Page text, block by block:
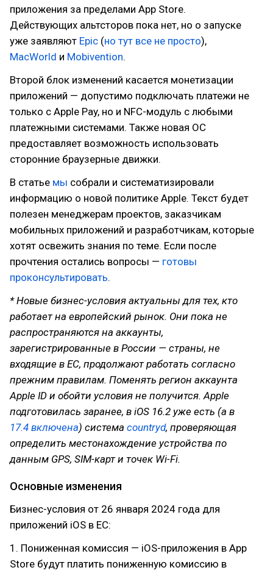
приложения за пределами App Store.
Действующих альтсторов пока нет, но о запуске
уже заявляют Epic (но тут все не просто),
MacWorld и Mobivention.
Второй блок изменений касается монетизации
приложений — допустимо подключать платежи не
только с Apple Pay, но и NFC-модуль c любыми
платежными системами. Также новая ОС
предоставляет возможность использовать
сторонние браузерные движки.
В статье мы собрали и систематизировали
информацию о новой политике Apple. Текст будет
полезен менеджерам проектов, заказчикам
мобильных приложений и разработчикам, которые
хотят освежить знания по теме. Если после
прочтения остались вопросы — готовы
проконсультировать.
* Новые бизнес-условия актуальны для тех, кто
работает на европейский рынок. Они пока не
распространяются на аккаунты,
зарегистрированные в России — страны, не
входящие в ЕС, продолжают работать согласно
прежним правилам. Поменять регион аккаунта
Apple ID и обойти условия не получится. Apple
подготовилась заранее, в iOS 16.2 уже есть (а в
17.4 включена) система countryd, проверяющая
определить местонахождение устройства по
данным GPS, SIM-карт и точек Wi-Fi.
Основные изменения
Бизнес-условия от 26 января 2024 года для
приложений iOS в ЕС:
1. Пониженная комиссия — iOS-приложения в App
Store будут платить пониженную комиссию в